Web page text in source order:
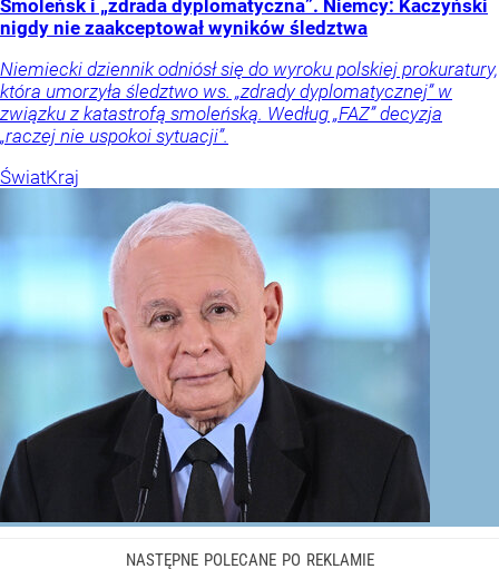
Smoleńsk i „zdrada dyplomatyczna”. Niemcy: Kaczyński
nigdy nie zaakceptował wyników śledztwa
Niemiecki dziennik odniósł się do wyroku polskiej prokuratury,
która umorzyła śledztwo ws. „zdrady dyplomatycznej” w
związku z katastrofą smoleńską. Według „FAZ” decyzja
„raczej nie uspokoi sytuacji”.
ŚwiatKraj